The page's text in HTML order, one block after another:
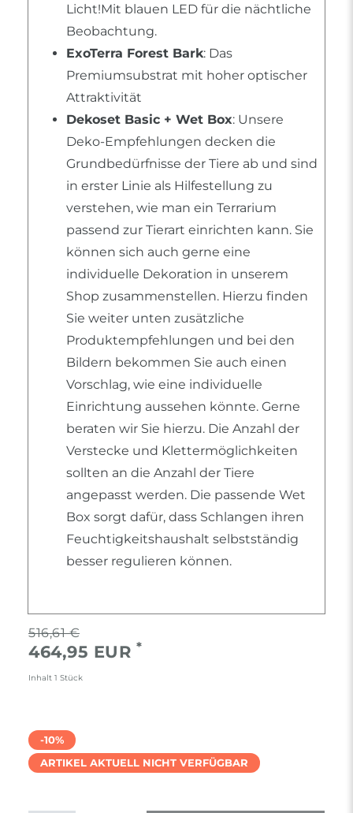
Licht!Mit blauen LED für die nächtliche
Beobachtung.
ExoTerra Forest Bark: Das
Premiumsubstrat mit hoher optischer
Attraktivität
Dekoset Basic + Wet Box: Unsere
Deko-Empfehlungen decken die
Grundbedürfnisse der Tiere ab und sind
in erster Linie als Hilfestellung zu
verstehen, wie man ein Terrarium
passend zur Tierart einrichten kann. Sie
können sich auch gerne eine
individuelle Dekoration in unserem
Shop zusammenstellen. Hierzu finden
Sie weiter unten zusätzliche
Produktempfehlungen und bei den
Bildern bekommen Sie auch einen
Vorschlag, wie eine individuelle
Einrichtung aussehen könnte. Gerne
beraten wir Sie hierzu. Die Anzahl der
Verstecke und Klettermöglichkeiten
sollten an die Anzahl der Tiere
angepasst werden. Die passende Wet
Box sorgt dafür, dass Schlangen ihren
Feuchtigkeitshaushalt selbstständig
besser regulieren können.
516,61 €
464,95 EUR *
Inhalt 1 Stück
-10%
ARTIKEL AKTUELL NICHT VERFÜGBAR